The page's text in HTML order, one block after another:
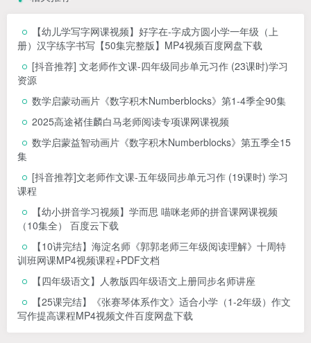
【幼儿学写字网课视频】好字在-字成方圆小学一年级（上
册）汉字练字书写【50集完整版】MP4视频百度网盘下载
[抖音推荐] 文老师作文课-四年级同步单元习作 (23课时)学习
资源
数学启蒙动画片《数字积木Numberblocks》第1-4季全90集
2025高途褚佳麟白马老师阅读专项课网课视频
数学启蒙益智动画片《数字积木Numberblocks》第五季全15
集
[抖音推荐]文老师作文课-五年级同步单元习作 (19课时) 学习
课程
【幼小拼音学习视频】学而思 喵咪老师的拼音课网课视频
（10集全） 百度云下载
【10讲完结】海淀名师《郭郭老师三年级阅读理解》十周特
训班网课MP4视频课程+PDF文档
【四年级语文】人教版四年级语文上册同步名师讲座
【25课完结】《张赛琴体系作文》适合小学（1-2年级）作文
写作提高课程MP4视频文件百度网盘下载